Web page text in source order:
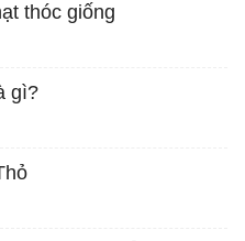
thóc giống
gì?